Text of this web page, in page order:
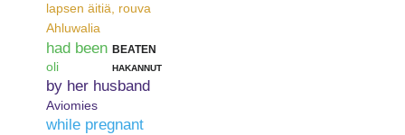
lapsen äitiä, rouva
Ahluwalia
had been
oli
beaten
hakannut
by her husband
Aviomies
while pregnant